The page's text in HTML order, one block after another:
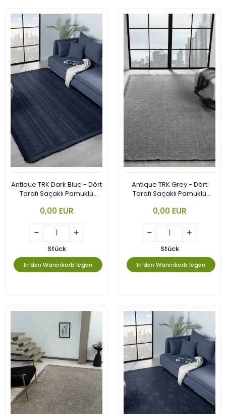
Antique TRK Dark Blue - Dört
Tarafı Saçaklı Pamuklu
0,00 EUR
Stück
In den Warenkorb legen
Antique TRK Grey - Dört
Tarafı Saçaklı Pamuklu
0,00 EUR
Stück
In den Warenkorb legen